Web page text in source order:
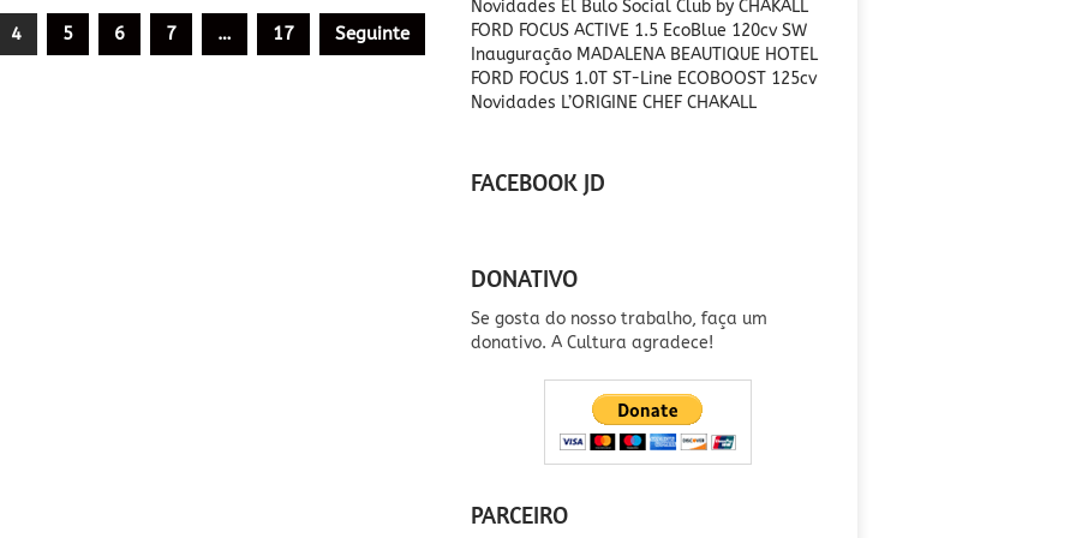
4 5 6 7 … 17 Seguinte
Novidades El Bulo Social Club by CHAKALL
FORD FOCUS ACTIVE 1.5 EcoBlue 120cv SW
Inauguração MADALENA BEAUTIQUE HOTEL
FORD FOCUS 1.0T ST-Line ECOBOOST 125cv
Novidades L’ORIGINE CHEF CHAKALL
FACEBOOK JD
DONATIVO
Se gosta do nosso trabalho, faça um
donativo. A Cultura agradece!
PARCEIRO